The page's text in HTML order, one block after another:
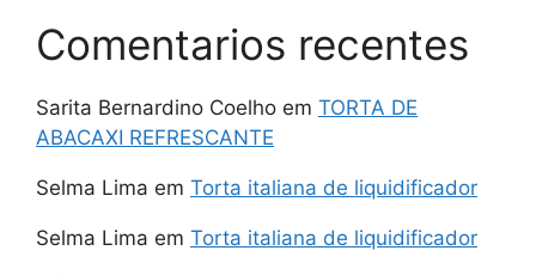
Comentarios recentes
Sarita Bernardino Coelho em TORTA DE
ABACAXI REFRESCANTE
Selma Lima em Torta italiana de liquidificador
Selma Lima em Torta italiana de liquidificador